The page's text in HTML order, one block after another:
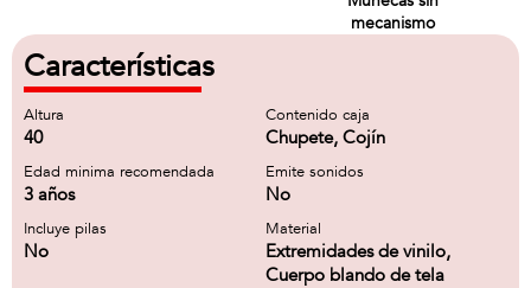
mecanismo
Características
Altura
40
Contenido caja
Chupete, Cojín
Edad minima recomendada
3 años
Emite sonidos
No
Incluye pilas
No
Material
Extremidades de vinilo,
Cuerpo blando de tela